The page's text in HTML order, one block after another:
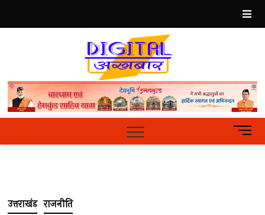
content
Hindi
News
PortalM
e
उत्तराखंड राजनीति